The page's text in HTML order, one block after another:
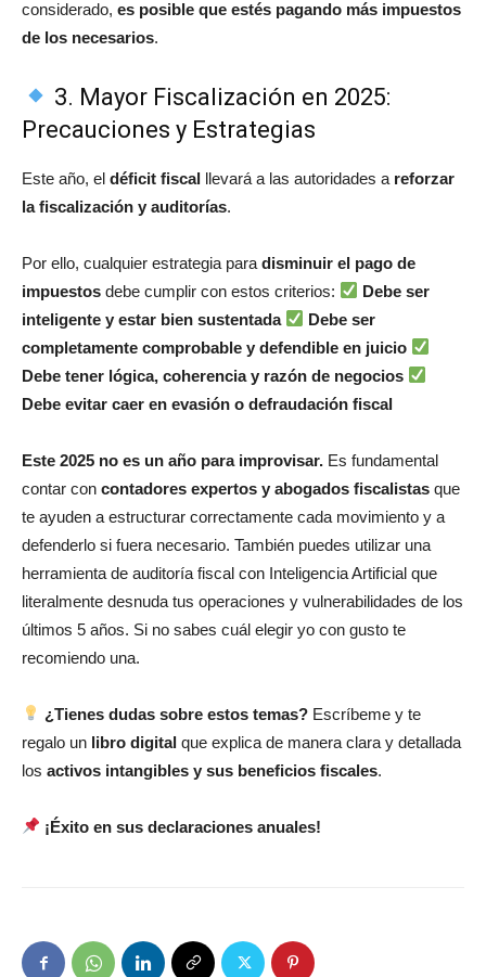
considerado, es posible que estés pagando más impuestos
de los necesarios.
3. Mayor Fiscalización en 2025:
Precauciones y Estrategias
Este año, el déficit fiscal llevará a las autoridades a reforzar
la fiscalización y auditorías.
Por ello, cualquier estrategia para disminuir el pago de
impuestos debe cumplir con estos criterios:
Debe ser
inteligente y estar bien sustentada
Debe ser
completamente comprobable y defendible en juicio
Debe tener lógica, coherencia y razón de negocios
Debe evitar caer en evasión o defraudación fiscal
Este 2025 no es un año para improvisar. Es fundamental
contar con contadores expertos y abogados fiscalistas que
te ayuden a estructurar correctamente cada movimiento y a
defenderlo si fuera necesario. También puedes utilizar una
herramienta de auditoría fiscal con Inteligencia Artificial que
literalmente desnuda tus operaciones y vulnerabilidades de los
últimos 5 años. Si no sabes cuál elegir yo con gusto te
recomiendo una.
¿Tienes dudas sobre estos temas? Escríbeme y te
regalo un libro digital que explica de manera clara y detallada
los activos intangibles y sus beneficios fiscales.
¡Éxito en sus declaraciones anuales!